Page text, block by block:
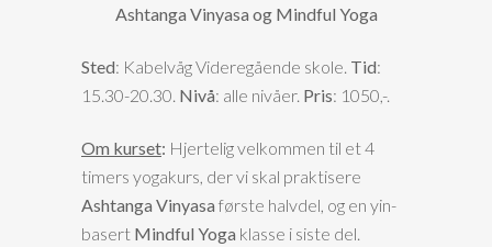
Ashtanga Vinyasa og Mindful Yoga
Sted: Kabelvåg Videregående skole. Tid:
15.30-20.30. Nivå: alle nivåer. Pris: 1050,-.
Om kurset: Hjertelig velkommen til et 4
timers yogakurs, der vi skal praktisere
Ashtanga Vinyasa første halvdel, og en yin-
basert Mindful Yoga klasse i siste del.